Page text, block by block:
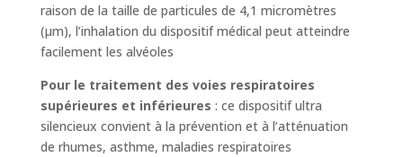
raison de la taille de particules de 4,1 micromètres
(µm), l’inhalation du dispositif médical peut atteindre
facilement les alvéoles
Pour le traitement des voies respiratoires
supérieures et inférieures : ce dispositif ultra
silencieux convient à la prévention et à l’atténuation
de rhumes, asthme, maladies respiratoires